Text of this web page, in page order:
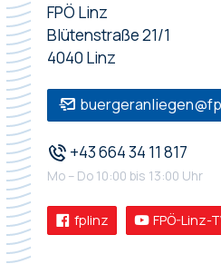
FPÖ Linz
Blütenstraße 21/1
4040 Linz
+43 664 34 11 817
Mo – Do 10:00 bis 13:00 Uhr
fplinz FPÖ-Linz-